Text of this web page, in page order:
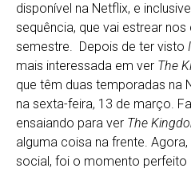
disponível na Netflix, e
sequência, que vai estrear
semestre. Depois de ter visto
mais interessada em ver The
que têm duas temporadas na
na sexta-feira, 13 de março.
ensaiando para ver The
alguma coisa na frente.
social, foi o momento perfeito